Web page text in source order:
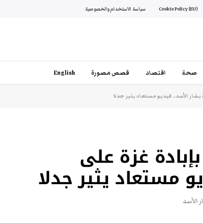
Cookie Policy (EU) سياسة الاستخدام والخصوصية
صحة اقتصاد قصص مصورة English
الأسد.. فيديو مستعاد يثير جدلا
غزة على
مستعاد يثير جدلا
الأسد